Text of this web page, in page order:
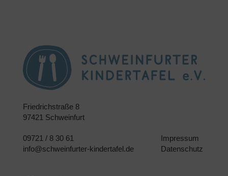
Friedrichstraße 8
97421 Schweinfurt
09721 / 8 30 61
info@schweinfurter-kindertafel.de
Impressum
Datenschutz